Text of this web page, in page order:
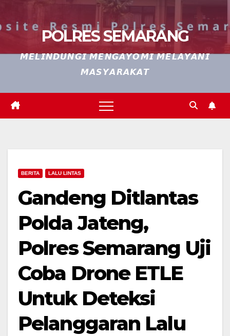
POLRES SEMARANG
𝙈𝙀𝙇𝙄𝙉𝘿𝙐𝙉𝙂𝙄 𝙈𝙀𝙉𝙂𝘼𝙔𝙊𝙈𝙄 𝙈𝙀𝙇𝘼𝙔𝘼𝙉𝙄
𝙈𝘼𝙎𝙔𝘼𝙍𝘼𝙆𝘼𝙏
BERITA LALU LINTAS
Gandeng Ditlantas
Polda Jateng,
Polres Semarang Uji
Coba Drone ETLE
Untuk Deteksi
Pelanggaran Lalu